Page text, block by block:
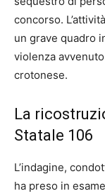
concorso.
un grave quadro
violenza
crotonese.
La
Statale 106
L’indagine,
ha preso in